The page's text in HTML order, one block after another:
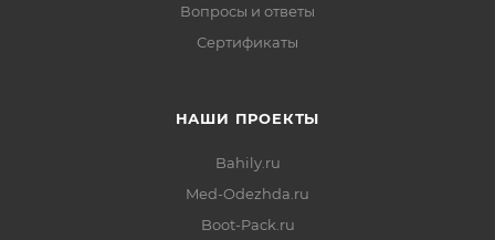
Вопросы и ответы
Сертификаты
НАШИ ПРОЕКТЫ
Bahily.ru
Med-Odezhda.ru
Boot-Pack.ru